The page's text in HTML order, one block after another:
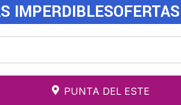
IMPERDIBLES
PUNTA DEL ESTE